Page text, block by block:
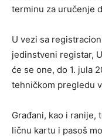
terminu za uručenje
U vezi sa
jedinstveni registar,
će se one, do 1. jula
tehničkom pregledu
Građani, kao i ranije,
ličnu kartu i pasoš